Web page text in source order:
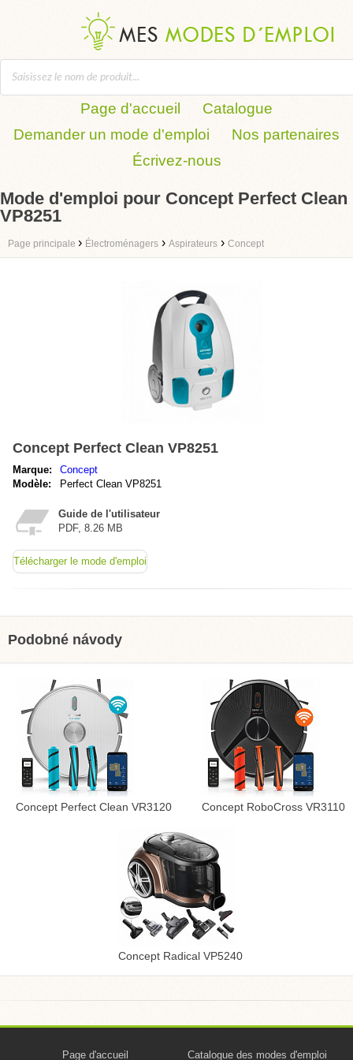
Page d'accueil
Catalogue
Demander un mode d'emploi
Nos partenaires
Écrivez-nous
Mode d'emploi pour Concept Perfect Clean
VP8251
Page principale › Électroménagers › Aspirateurs › Concept
Concept Perfect Clean VP8251
Marque:
Concept
Modèle:
Perfect Clean VP8251
Guide de l'utilisateur
PDF, 8.26 MB
Télécharger le mode d'emploi
Podobné návody
Concept Perfect Clean VR3120 Concept RoboCross VR3110
Concept Radical VP5240
Page d'accueil Catalogue des modes d'emploi